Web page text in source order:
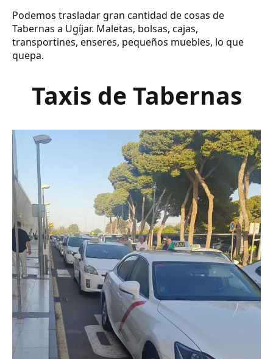
Podemos trasladar gran cantidad de cosas de
Tabernas a Ugíjar. Maletas, bolsas, cajas,
transportines, enseres, pequeños muebles, lo que
quepa.
Taxis de Tabernas